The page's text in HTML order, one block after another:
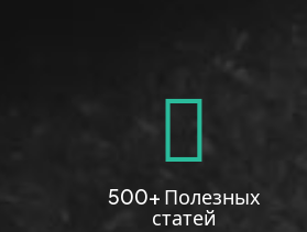
500+ Полезных
статей